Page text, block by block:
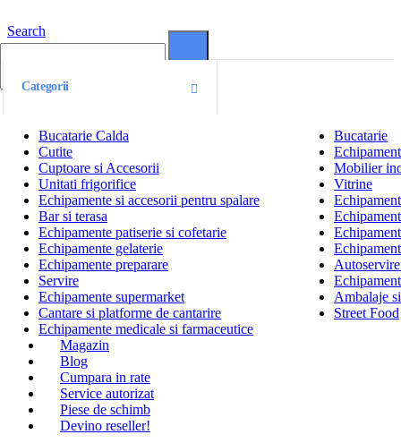
Search
Categorii
Bucatarie Calda
Bucatarie
Cutite
Cuptoare si Accesorii
Mobilier
Unitati frigorifice
Vitrine
Echipamente si accesorii pentru spalare
Bar si terasa
Echipamente patiserie si cofetarie
Echipamente gelaterie
Echipamente preparare
Servire
Echipamente supermarket
Ambalaje
Cantare si platforme de cantarire
Street Food
Echipamente medicale si farmaceutice
Magazin
Blog
Cumpara in rate
Service autorizat
Piese de schimb
Devino reseller!